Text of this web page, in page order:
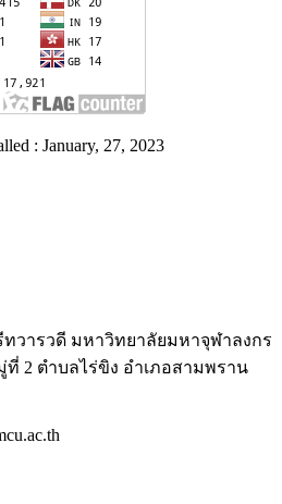
: January, 27, 2023
ารวดี มหาวิทยาลัยมหาจุฬาลงกร
2 ตำบลไร่ขิง อำเภอสามพราน